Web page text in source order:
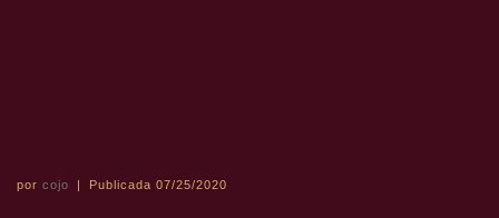
por cojo | Publicada 07/25/2020